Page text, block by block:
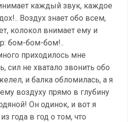
каждый звук, каждое
Воздух знает обо всем,
колокол внимает ему и
бом-бом-бом!..
приходилось мне
сил не хватало звонить обо
и балка обломилась, а я
воздуху прямо в глубину
Он одинок, и вот я
года в год о том, что